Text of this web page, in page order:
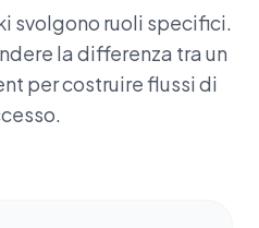
svolgono ruoli specifici.
la differenza tra un
per costruire flussi di